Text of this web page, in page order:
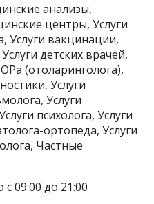
анализы,
центры, Услуги
Услуги вакцинации,
детских врачей,
(отоларинголога),
Услуги
Услуги
психолога, Услуги
ортопеда, Услуги
Частные
09:00 до 21:00